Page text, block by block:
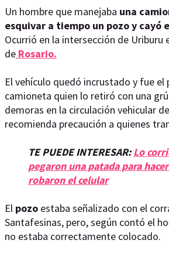
Un hombre que manejaba una
esquivar a tiempo un pozo y cayó
Ocurrió en la intersección de Uriburu
de Rosario.
El vehículo quedó incrustado y fue el
camioneta quien lo retiró con una
demoras en la circulación vehicular
recomienda precaución a quienes
TE PUEDE INTERESAR:Lo
pegaron una patada para
robaron el celular
El pozo estaba señalizado con el
Santafesinas, pero, según contó el
no estaba correctamente colocado.